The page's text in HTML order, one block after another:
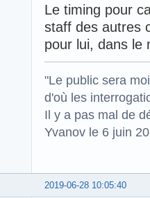
Le timing pour
staff des autres
pour lui, dans le
"Le public sera
d'où les
Il y a pas mal de
Yvanov le 6 juin
2019-06-28 10:05:40